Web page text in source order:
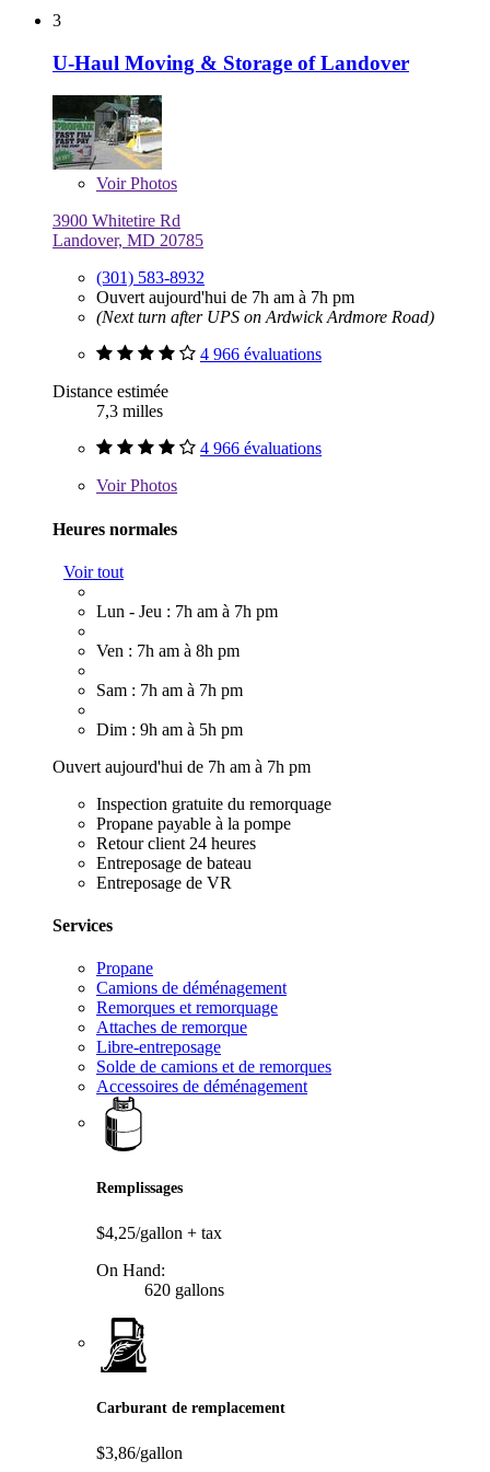
3
U-Haul Moving & Storage of Landover
VoirPhotos
3900 Whitetire Rd
Landover, MD 20785
(301) 583-8932
Ouvert aujourd'hui de 7h am à 7h pm
(Next turn after UPS on Ardwick Ardmore Road)
4 966 évaluations
Distance estimée
7,3 milles
4 966 évaluations
VoirPhotos
Heures normales
Voir tout
Lun - Jeu : 7h am à 7h pm
Ven : 7h am à 8h pm
Sam : 7h am à 7h pm
Dim : 9h am à 5h pm
Ouvert aujourd'hui de 7h am à 7h pm
Inspection gratuite du remorquage
Propane payable à la pompe
Retour client 24 heures
Entreposage de bateau
Entreposage de VR
Services
Propane
Camions de déménagement
Remorques et remorquage
Attaches de remorque
Libre-entreposage
Solde de camions et de remorques
Accessoires de déménagement
Remplissages
$4,25/gallon + tax
On Hand:
620 gallons
Carburant de remplacement
$3,86/gallon